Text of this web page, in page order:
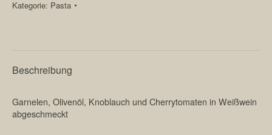
Menge
Kategorie: Pasta
Beschreibung
Garnelen, Olivenöl, Knoblauch und Cherrytomaten in Weißwein
abgeschmeckt